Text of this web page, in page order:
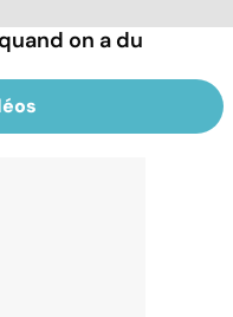
on a du